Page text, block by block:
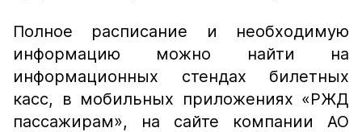
Полное расписание и необходимую
информацию можно найти на
информационных стендах билетных
касс, в мобильных приложениях «РЖД
пассажирам», на сайте компании АО